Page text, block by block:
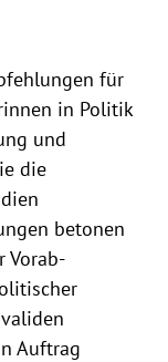
für
in Politik
und
die
betonen
Vorab-
Auftrag